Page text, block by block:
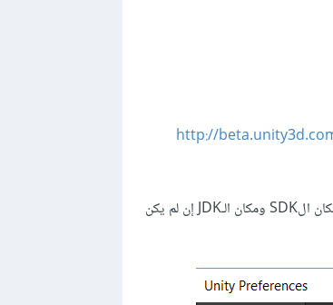
http://
الآن افتح اليونيتي وتوجه إلى Edit -> Preferences من الشريط العلوي ثم حدد مكان الSDK ومكان الـJDK إن لم يكن